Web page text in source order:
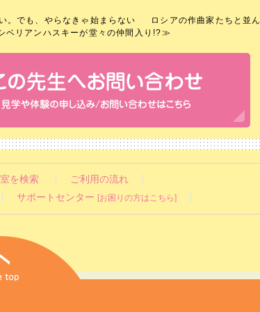
。でも、やらなきゃ始まらない
ロシアの作曲家たちと並ん
ベリアンハスキーが堂々の仲間入り!?≫
を検索
ご利用の流れ
サポートセンター [お困りの方はこちら]